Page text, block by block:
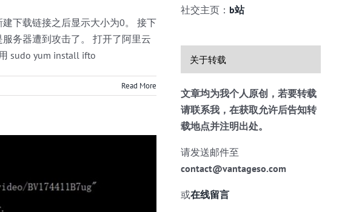
下载链接之后显示大小为0。 接下
务器遭到攻击了。 打开了阿里云
sudo yum install ifto
Read More
视频
社交主页： b站
关于转载
文章均为我个人原创，若要转载
请联系我，在获取允许后告知转
载地点并注明出处。
请发送邮件至
contact@vantageso.com
或在线留言